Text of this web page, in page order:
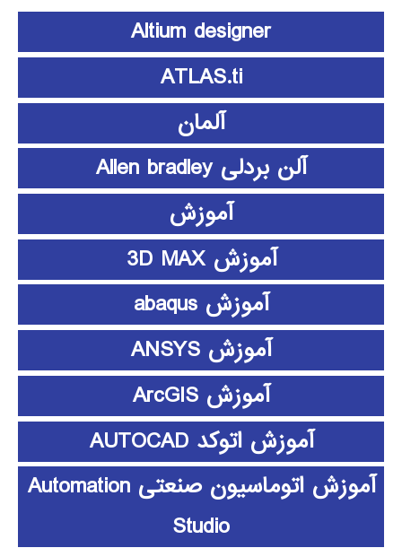
Altium designer
ATLAS.ti
آلمان
آلن بردلی Allen bradley
آموزش
آموزش 3D MAX
آموزش abaqus
آموزش ANSYS
آموزش ArcGIS
آموزش اتوکد AUTOCAD
آموزش اتوماسیون صنعتی Automation
Studio